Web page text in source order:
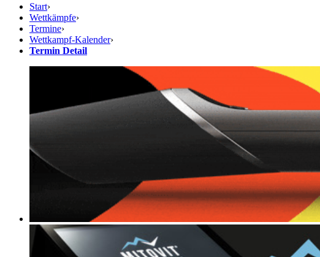
Start›
Wettkämpfe›
Termine›
Wettkampf-Kalender›
Termin Detail